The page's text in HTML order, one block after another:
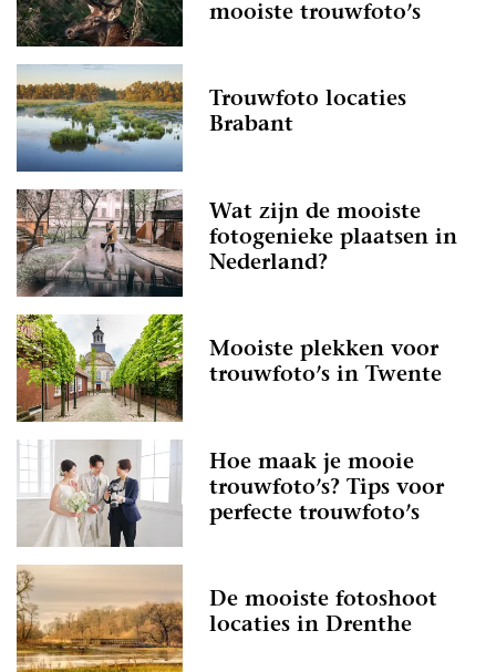
mooiste trouwfoto’s
Trouwfoto locaties
Brabant
Wat zijn de mooiste
fotogenieke plaatsen in
Nederland?
Mooiste plekken voor
trouwfoto’s in Twente
Hoe maak je mooie
trouwfoto’s? Tips voor
perfecte trouwfoto’s
De mooiste fotoshoot
locaties in Drenthe